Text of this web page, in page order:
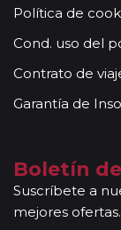
según
locales que
idiomas
viaje un
Política de
Cond. uso del
Contrato de
Garantía de
Boletín
Suscríbete a
mejores ofertas.